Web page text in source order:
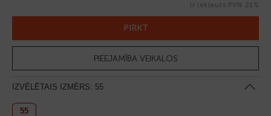
ir iekļauts PVN 21%
PIRKT
PIEEJAMĪBA VEIKALOS
IZVĒLĒTAIS IZMĒRS: 55
55